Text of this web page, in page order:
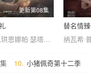
更新第08集
邝玲玲,珙恩娜帕·瑟塔拉塔那彭,阿披南·普拉瑟瓦塔纳坤,纳茹蒙·彭素帕普
替名情臻
10. 小猪佩奇第十二季